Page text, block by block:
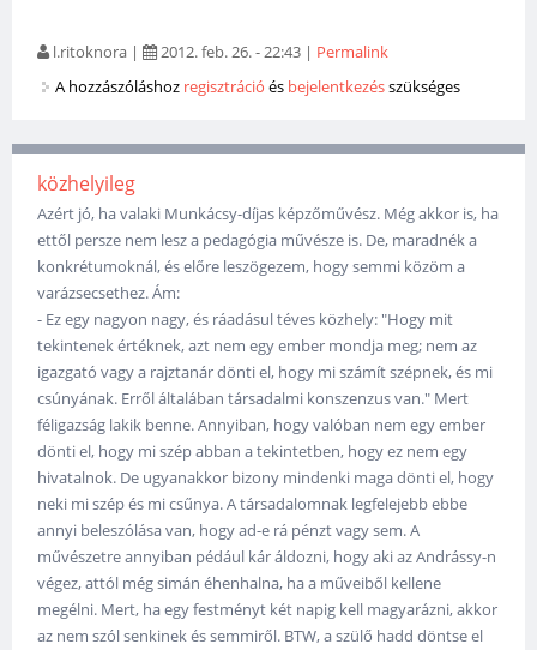
l.ritoknora | 2012. feb. 26. - 22:43 | Permalink
A hozzászóláshoz regisztráció és bejelentkezésszükséges
közhelyileg
Azért jó, ha valaki Munkácsy-díjas képzőművész. Még akkor is, ha
ettől persze nem lesz a pedagógia művésze is. De, maradnék a
konkrétumoknál, és előre leszögezem, hogy semmi közöm a
varázsecsethez. Ám:
- Ez egy nagyon nagy, és ráadásul téves közhely: "Hogy mit
tekintenek értéknek, azt nem egy ember mondja meg; nem az
igazgató vagy a rajztanár dönti el, hogy mi számít szépnek, és mi
csúnyának. Erről általában társadalmi konszenzus van." Mert
féligazság lakik benne. Annyiban, hogy valóban nem egy ember
dönti el, hogy mi szép abban a tekintetben, hogy ez nem egy
hivatalnok. De ugyanakkor bizony mindenki maga dönti el, hogy
neki mi szép és mi csűnya. A társadalomnak legfelejebb ebbe
annyi beleszólása van, hogy ad-e rá pénzt vagy sem. A
művészetre annyiban pédául kár áldozni, hogy aki az Andrássy-n
végez, attól még simán éhenhalna, ha a műveiből kellene
megélni. Mert, ha egy festményt két napig kell magyarázni, akkor
az nem szól senkinek és semmiről. BTW, a szülő hadd döntse el